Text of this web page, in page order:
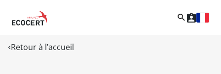
Retour à l’accueil